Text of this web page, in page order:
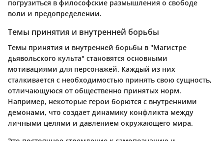
погрузиться в философские размышления о свободе
воли и предопределении.
Темы принятия и внутренней борьбы
Темы принятия и внутренней борьбы в "Магистре
дьявольского культа" становятся основными
мотивациями для персонажей. Каждый из них
сталкивается с необходимостью принять свою сущность,
отличающуюся от общественно принятых норм.
Например, некоторые герои борются с внутренними
демонами, что создает динамику конфликта между
личными целями и давлением окружающего мира.